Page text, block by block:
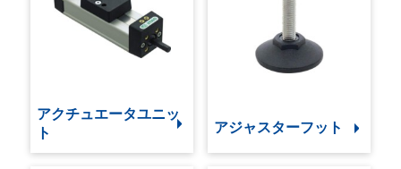
アクチュエータユニッ
ト
アジャスターフット